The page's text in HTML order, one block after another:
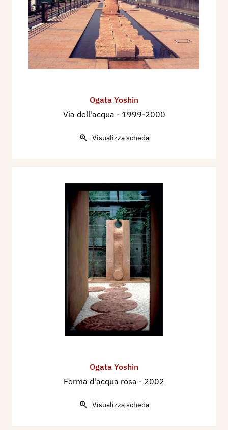
Ogata Yoshin
Via dell'acqua - 1999-2000
Visualizza scheda
Ogata Yoshin
Forma d'acqua rosa - 2002
Visualizza scheda